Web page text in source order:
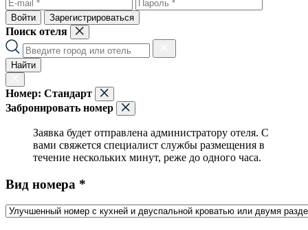
Войти Зарегистрироваться
Поиск отеля
Найти
Номер: Стандарт
Забронировать номер
Заявка будет отправлена администратору отеля. С
вами свяжется специалист службы размещения в
течение нескольких минут, реже до одного часа.
Вид номера *